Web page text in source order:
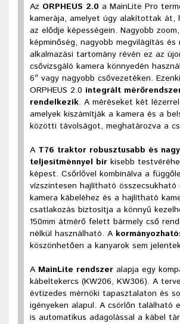
Az ORPHEUS 2.0 a MainLite Pro
kamerája, amelyet úgy alakítottak át,
az elődje képességein. Nagyobb
képminőség, nagyobb megvilágítás és
alkalmazási tartomány révén ez az
csővizsgáló kamera könnyedén
6″ vagy nagyobb csővezetéken.
ORPHEUS 2.0 integrált
rendelkezik. A méréseket két
amelyek kiszámítják a kamera és a
közötti távolságot, meghatározva a
A T76 traktor robusztusabb és
teljesítménnyel bír kisebb
képest. Csőrlővel kombinálva a
vízszintesen hajlítható összecsukható
kamera kábeléhez és a hajlítható
csatlakozás biztosítja a könnyű
150mm átmérő felett bármely cső
nélkül használható. A
köszönhetően a kanyarok sem
A MainLite rendszer alapja egy
kábeltekercs (KW206, KW306). A
évtizedes mérnöki tapasztalaton és
igényeken alapul. A csörlőn található
is automatikus adagolással a kábel